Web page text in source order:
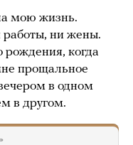
мою жизнь.
работы, ни жены.
когда
прощальное
в одном
в другом.